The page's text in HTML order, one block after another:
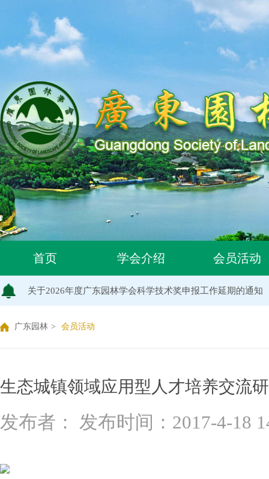
首页 学会介绍 会员活动
关于同意96位个人为广东园林学会个人会员的通知
关于同意318位个人为广东园林学会个人会员的通知
关于2026年度广东园林学会科学技术奖申报工作延期的通知
广东园林学会关于开展2026年广东风景园林优秀学子奖评
关于推荐广东园林学会专家库候选人的通知（2026年度）
关于公布2026年度广东园林学会研究项目立项名单的通知
关于申报2026年度广东园林学会科学技术奖的通知
广东园林 > 会员活动
生态城镇领域应用型人才培养交流
发布者： 发布时间：2017-4-18